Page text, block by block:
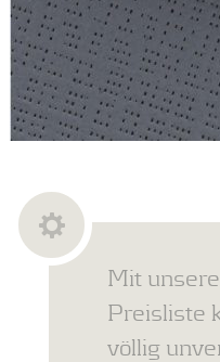
Mit
Preisliste
völlig